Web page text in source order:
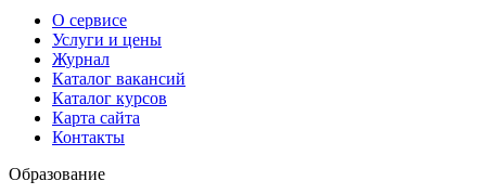
О сервисе
Услуги и цены
Журнал
Каталог вакансий
Каталог курсов
Карта сайта
Контакты
Образование